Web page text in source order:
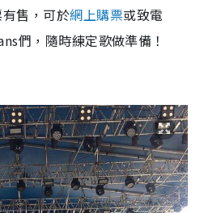
售，可於網上購票或致電
們，隨時練定歌做準備！